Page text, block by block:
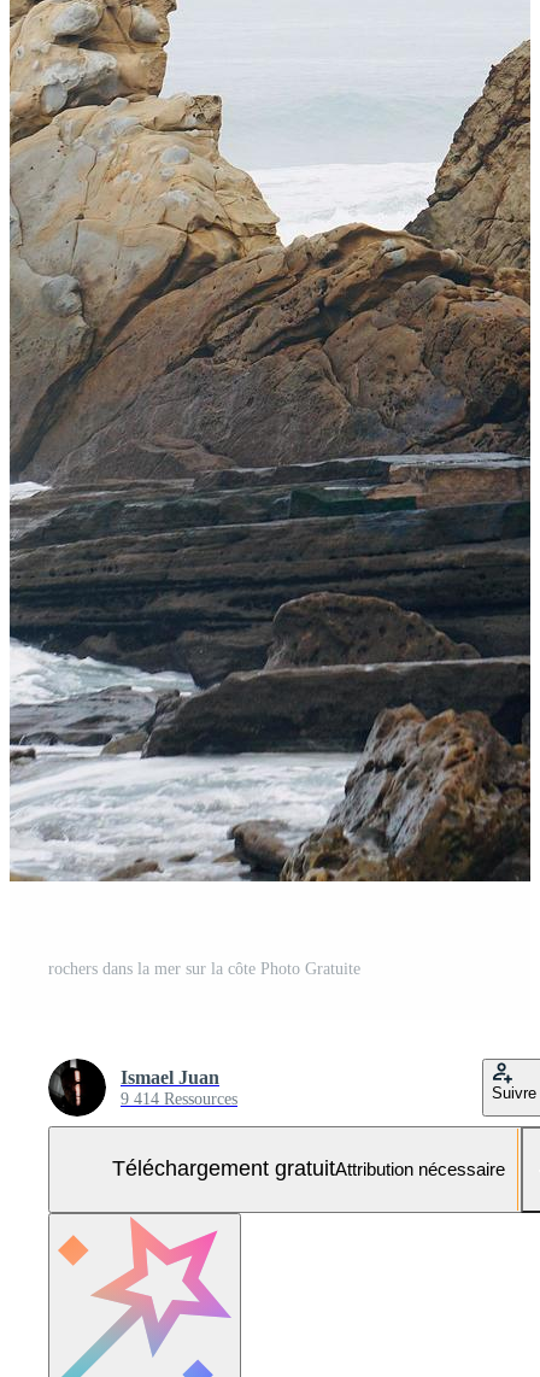
rochers dans la mer sur la côte Photo Gratuite
Ismael Juan
9 414 Ressources Suivre
Téléchargement gratuitAttribution nécessaire